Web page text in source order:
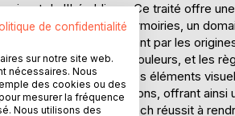
de l'héraldique. Ce traité offre
et l'interprétation des armoiries, un
En commençant par les
les symboles, les couleurs, et les
pas de décrire les éléments
l'évolution des blasons, offrant ainsi
pédagogique, Eysenbach réussit à
de confidentialité
sur notre site web.
nécessaires. Nous
des cookies ou des
mesurer la fréquence
Nous utilisons des